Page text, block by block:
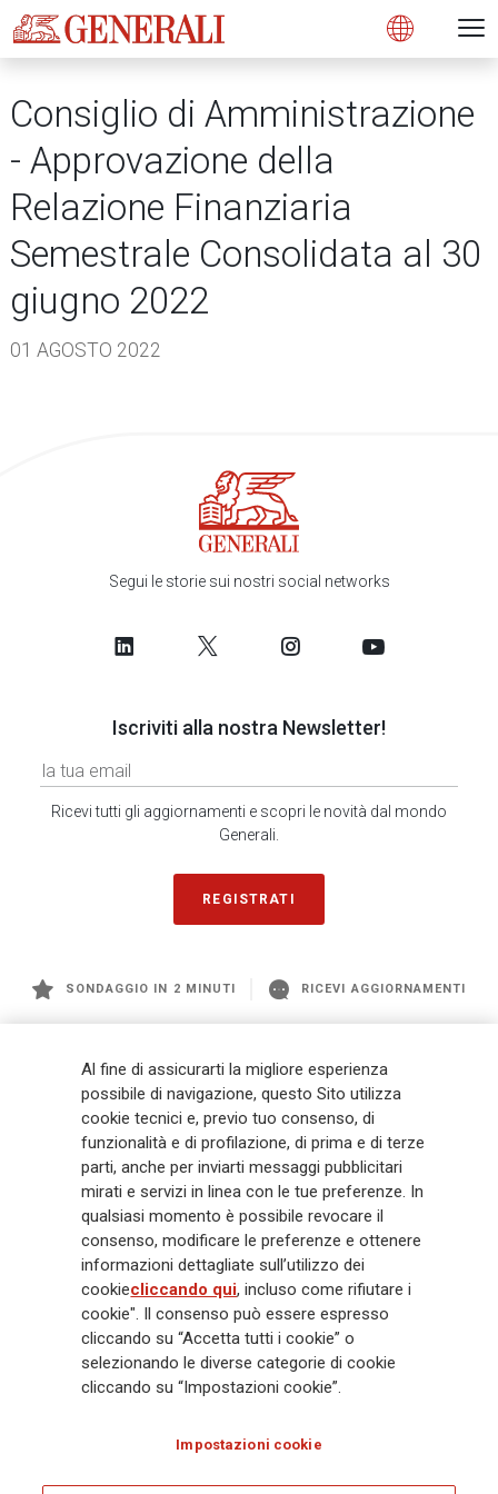
Open
Consiglio di Amministrazione
- Approvazione della
Relazione Finanziaria
Semestrale Consolidata al 30
giugno 2022
01 AGOSTO 2022
Segui le storie sui nostri social networks
Iscriviti alla nostra Newsletter!
Ricevi tutti gli aggiornamenti e scopri le novità dal mondo
Generali.
REGISTRATI
SONDAGGIO IN 2 MINUTI RICEVI AGGIORNAMENTI
management a livello globale, con premi complessivi pari a € 98,1
miliardi e € 900 miliardi di AUM nel 2025. Fondato nel 1831, con oltre 88
mila dipendenti e 163 mila agenti che servono 75 milioni di clienti, il
Gruppo ha una posizione di leadership in Europa e una presenza
crescente in Asia e America. Al centro della strategia di Generali c'è il suo
impegno Lifetime Partner verso i clienti, realizzato attraverso soluzioni
innovative e personalizzate, un'esperienza cliente di prima classe e le sue
capacità di distribuzione globale digitalizzata. Il Gruppo ha
completamente integrato la sostenibilità in tutte le scelte strategiche, con
l'obiettivo di creare valore per tutti gli stakeholder mentre costruisce una
società più equa e resiliente.
Legal Info Cookie Policy Privacy & GDPR
Al fine di assicurarti la migliore esperienza
possibile di navigazione, questo Sito utilizza
cookie tecnici e, previo tuo consenso, di
funzionalità e di profilazione, di prima e di terze
parti, anche per inviarti messaggi pubblicitari
mirati e servizi in linea con le tue preferenze. In
qualsiasi momento è possibile revocare il
consenso, modificare le preferenze e ottenere
informazioni dettagliate sull’utilizzo dei
cookiecliccando qui, incluso come rifiutare i
cookie". Il consenso può essere espresso
cliccando su “Accetta tutti i cookie” o
selezionando le diverse categorie di cookie
cliccando su “Impostazioni cookie”.
Impostazioni cookie